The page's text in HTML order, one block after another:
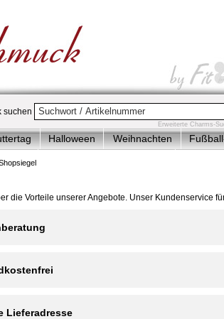
suchen
Erweiterte Charms-
Halloween Weihnachten
die Vorteile unserer Angebote. Unser Kundenservice
Lieferadresse